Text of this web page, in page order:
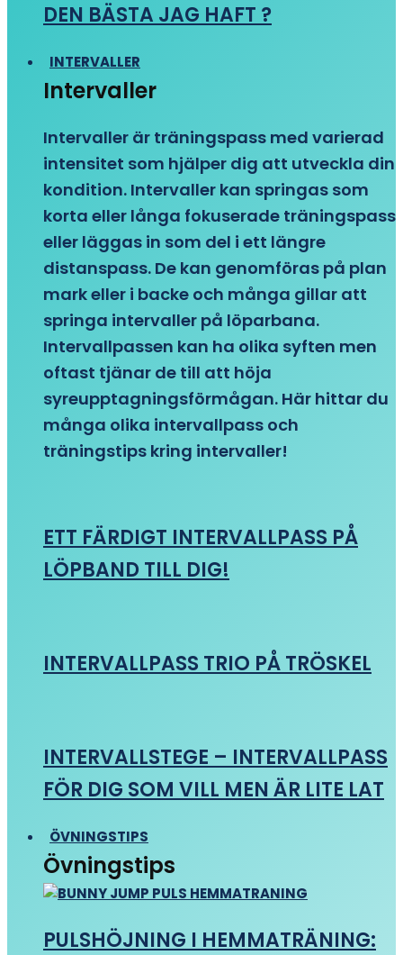
DEN BÄSTA JAG HAFT ?
INTERVALLER
Intervaller
Intervaller är träningspass med varierad
intensitet som hjälper dig att utveckla din
kondition. Intervaller kan springas som
korta eller långa fokuserade träningspass
eller läggas in som del i ett längre
distanspass. De kan genomföras på plan
mark eller i backe och många gillar att
springa intervaller på löparbana.
Intervallpassen kan ha olika syften men
oftast tjänar de till att höja
syreupptagningsförmågan. Här hittar du
många olika intervallpass och
träningstips kring intervaller!
ETT FÄRDIGT INTERVALLPASS PÅ
LÖPBAND TILL DIG!
INTERVALLPASS TRIO PÅ TRÖSKEL
INTERVALLSTEGE – INTERVALLPASS
FÖR DIG SOM VILL MEN ÄR LITE LAT
ÖVNINGSTIPS
Övningstips
PULSHÖJNING I HEMMATRÄNING: